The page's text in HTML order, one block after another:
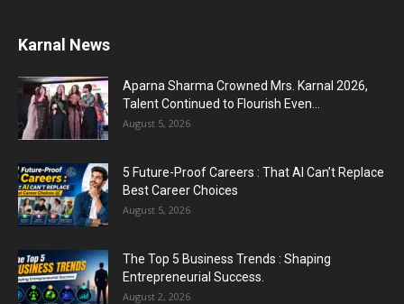
August 2, 2026
Entrepreneurial Success.
August 2, 2026
Karnal News
Aparna Sharma Crowned Mrs. Karnal 2026,
Talent Continued to Flourish Even...
August 5, 2026
5 Future-Proof Careers : That AI Can’t Replace
Best Career Choices
August 5, 2026
The Top 5 Business Trends : Shaping
Entrepreneurial Success.
August 2, 2026